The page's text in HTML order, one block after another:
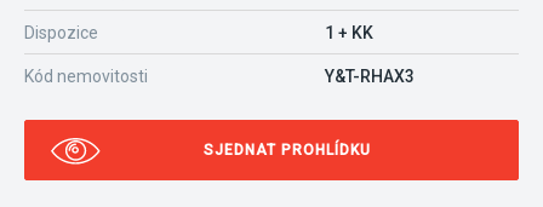
Dispozice 1 + KK
Kód nemovitosti Y&T-RHAX3
SJEDNAT PROHLÍDKU